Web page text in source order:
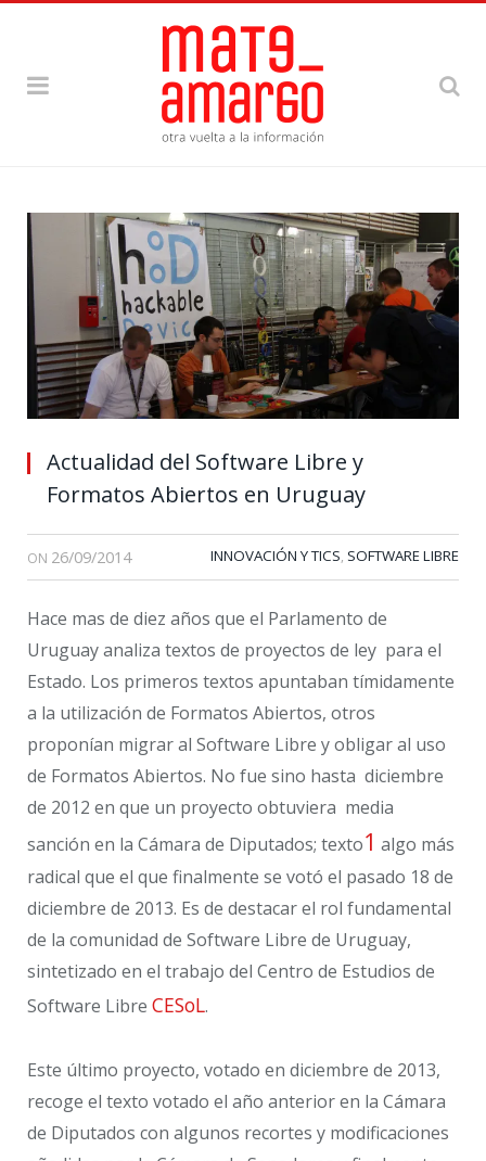
Actualidad del Software Libre y
Formatos Abiertos en Uruguay
ON 26/09/2014 INNOVACIÓN Y TICS, SOFTWARE LIBRE
Hace mas de diez años que el Parlamento de
Uruguay analiza textos de proyectos de ley para el
Estado. Los primeros textos apuntaban tímidamente
a la utilización de Formatos Abiertos, otros
proponían migrar al Software Libre y obligar al uso
de Formatos Abiertos. No fue sino hasta diciembre
de 2012 en que un proyecto obtuviera media
sanción en la Cámara de Diputados; texto1 algo más
radical que el que finalmente se votó el pasado 18 de
diciembre de 2013. Es de destacar el rol fundamental
de la comunidad de Software Libre de Uruguay,
sintetizado en el trabajo del Centro de Estudios de
Software Libre CESoL.
Este último proyecto, votado en diciembre de 2013,
recoge el texto votado el año anterior en la Cámara
de Diputados con algunos recortes y modificaciones